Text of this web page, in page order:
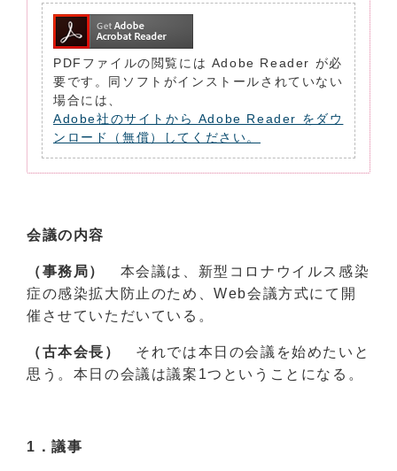
PDFファイルの閲覧には Adobe Reader が必
要です。同ソフトがインストールされていない
場合には、
Adobe社のサイトから Adobe Reader をダウ
ンロード（無償）してください。
会議の内容
（事務局）
本会議は、新型コロナウイルス感染
症の感染拡大防止のため、Web会議方式にて開
催させていただいている。
（古本会長）
それでは本日の会議を始めたいと
思う。本日の会議は議案1つということになる。
1．議事